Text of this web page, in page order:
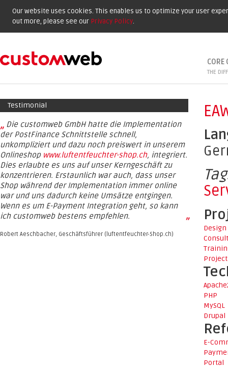
Our website uses cookies. This enables us to optimize your user
out more, please see our Privacy Policy.
CORE
THE
Testimonial
„ Die customweb GmbH hatte die Implementation
der PostFinance Schnittstelle schnell,
unkompliziert und dazu noch preiswert in unserem
Onlineshop www.luftentfeuchter-shop.ch, integriert.
Dies erlaubte es uns auf unser Kerngeschäft zu
konzentrieren. Erstaunlich war auch, dass unser
Shop während der Implementation immer online
war und uns dadurch keine Umsätze entgingen.
Wenn es um E-Payment Integration geht, so kann
ich customweb bestens empfehlen.
”
Robert Aeschbacher, Geschäftsführer (luftentfeuchter-Shop.ch)
Design
PHP
MySQL
Drupal
E-
Portal